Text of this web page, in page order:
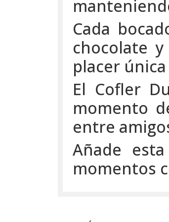
Cada
chocolate
placer
El Cofler
momento
entre
Añade
momentos